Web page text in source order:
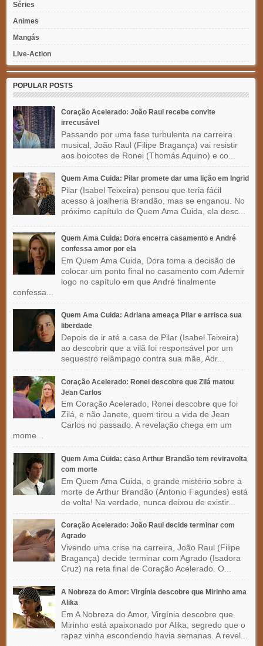
Séries
Animes
Mangás
Live-Action
POPULAR POSTS
Coração Acelerado: João Raul recebe convite
irrecusável
Passando por uma fase turbulenta na carreira
musical, João Raul (Filipe Bragança) vai resistir
aos boicotes de Ronei (Thomás Aquino) e co...
Quem Ama Cuida: Pilar promete dar uma lição em Ingrid
Pilar (Isabel Teixeira) pensou que teria fácil
acesso à joalheria Brandão, mas se enganou. No
próximo capítulo de Quem Ama Cuida, ela desc...
Quem Ama Cuida: Dora encerra casamento e André
confessa amor por ela
Em Quem Ama Cuida, Dora toma a decisão de
colocar um ponto final no casamento com Ademir
logo no capítulo em que André finalmente
confessa...
Quem Ama Cuida: Adriana ameaça Pilar e arrisca sua
liberdade
Depois de ir até a casa de Pilar (Isabel Teixeira)
ao descobrir que a vilã foi responsável por um
sequestro relâmpago contra sua mãe, Adr...
Coração Acelerado: Ronei descobre que Zilá matou
Jean Carlos
Em Coração Acelerado, Ronei descobre que foi
Zilá, e não Janete, quem tirou a vida de Jean
Carlos no passado. A revelação chega em um
mome...
Quem Ama Cuida: caso Arthur Brandão tem reviravolta
com morte
Em Quem Ama Cuida, o grande mistério sobre a
morte de Arthur Brandão (Antonio Fagundes) está
de volta! Na verdade, nunca deixou de existir...
Coração Acelerado: João Raul decide terminar com
Agrado
Vivendo uma crise na carreira, João Raul (Filipe
Bragança) decide terminar com Agrado (Isadora
Cruz) na reta final de Coração Acelerado. O...
A Nobreza do Amor: Virgínia descobre que Mirinho ama
Alika
Em A Nobreza do Amor, Virgínia descobre que
Mirinho está apaixonado por Alika, segredo que o
rapaz vinha escondendo havia semanas. A revel...